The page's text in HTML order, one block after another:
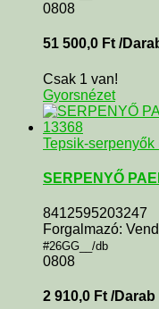
0808
51 500,0 Ft /
Csak 1 van!
Gyorsnézet
Tepsik-serpenyők
SERPENYŐ
8412595203247
Forgalmazó:
#26GG__/db
0808
2 910,0 Ft /Darab